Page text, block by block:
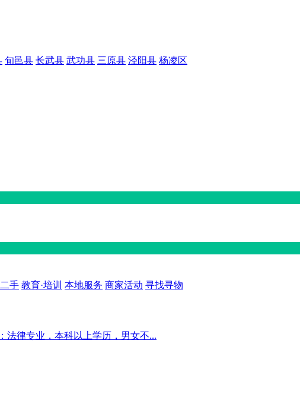
旬邑县 长武县 武功县 三原县 泾阳县 杨凌区
手 教育·培训 本地服务 商家活动 寻找寻物
法律专业，本科以上学历，男女不...